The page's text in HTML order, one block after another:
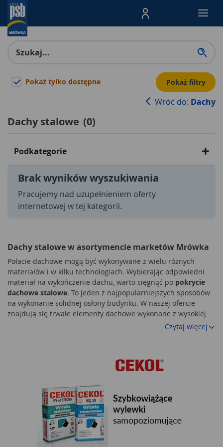
Menu Produktów,
Pokaż tylko dostępne Pokaż filtry
Wróć do: Dachy
Dachy stalowe (0)
Podkategorie
Brak wyników wyszukiwania
Pracujemy nad uzupełnieniem oferty
internetowej w tej kategorii.
Dachy stalowe w asortymencie marketów Mrówka
Połacie dachowe mogą być wykonywane z wielu różnych
materiałów i w kilku technologiach. Wybierając odpowiedni
materiał na wykończenie dachu, warto sięgnąć po pokrycie
dachowe stalowe. To jeden z najpopularniejszych sposobów
na wykonanie solidnej osłony budynku. W naszej ofercie
znajdują się trwałe elementy dachowe wykonane z wysokiej
klasy stali. Warto sięgnąć także po odpowiednie akcesoria do
W obecnych projektach budowlanych powoli odchodzi się już
Nie ucieka się jednak od korzyści wynikających ze stosowania
tego materiału.Pokrycia dachowe z blachyto przede
wszystkimblachodachówki. Te elementy powstają z jednego
arkusza blachy, który jest specjalnie uformowany. Dodatkowo
pokrywany jest kilkoma warstwami, które odpowiadają za
większą wytrzymałość na czynniki atmosferyczne i trwałość na
Czytaj więcej